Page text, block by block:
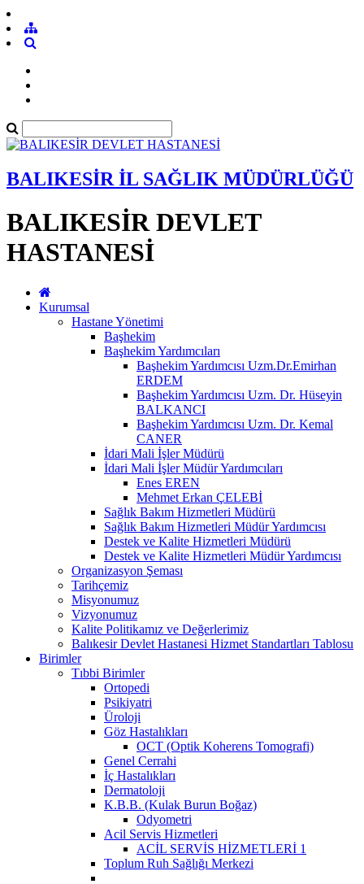
BALIKESİR İL SAĞLIK MÜDÜRLÜĞÜ
BALIKESİR DEVLET
HASTANESİ
Kurumsal
Hastane Yönetimi
Başhekim
Başhekim Yardımcıları
Başhekim Yardımcısı Uzm.Dr.Emirhan
ERDEM
Başhekim Yardımcısı Uzm. Dr. Hüseyin
BALKANCI
Başhekim Yardımcısı Uzm. Dr. Kemal
CANER
İdari Mali İşler Müdürü
İdari Mali İşler Müdür Yardımcıları
Enes EREN
Mehmet Erkan ÇELEBİ
Sağlık Bakım Hizmetleri Müdürü
Sağlık Bakım Hizmetleri Müdür Yardımcısı
Destek ve Kalite Hizmetleri Müdürü
Destek ve Kalite Hizmetleri Müdür Yardımcısı
Organizasyon Şeması
Tarihçemiz
Misyonumuz
Vizyonumuz
Kalite Politikamız ve Değerlerimiz
Balıkesir Devlet Hastanesi Hizmet Standartları Tablosu
Birimler
Tıbbi Birimler
Ortopedi
Psikiyatri
Üroloji
Göz Hastalıkları
OCT (Optik Koherens Tomografi)
Genel Cerrahi
İç Hastalıkları
Dermatoloji
K.B.B. (Kulak Burun Boğaz)
Odyometri
Acil Servis Hizmetleri
ACİL SERVİS HİZMETLERİ 1
Toplum Ruh Sağlığı Merkezi